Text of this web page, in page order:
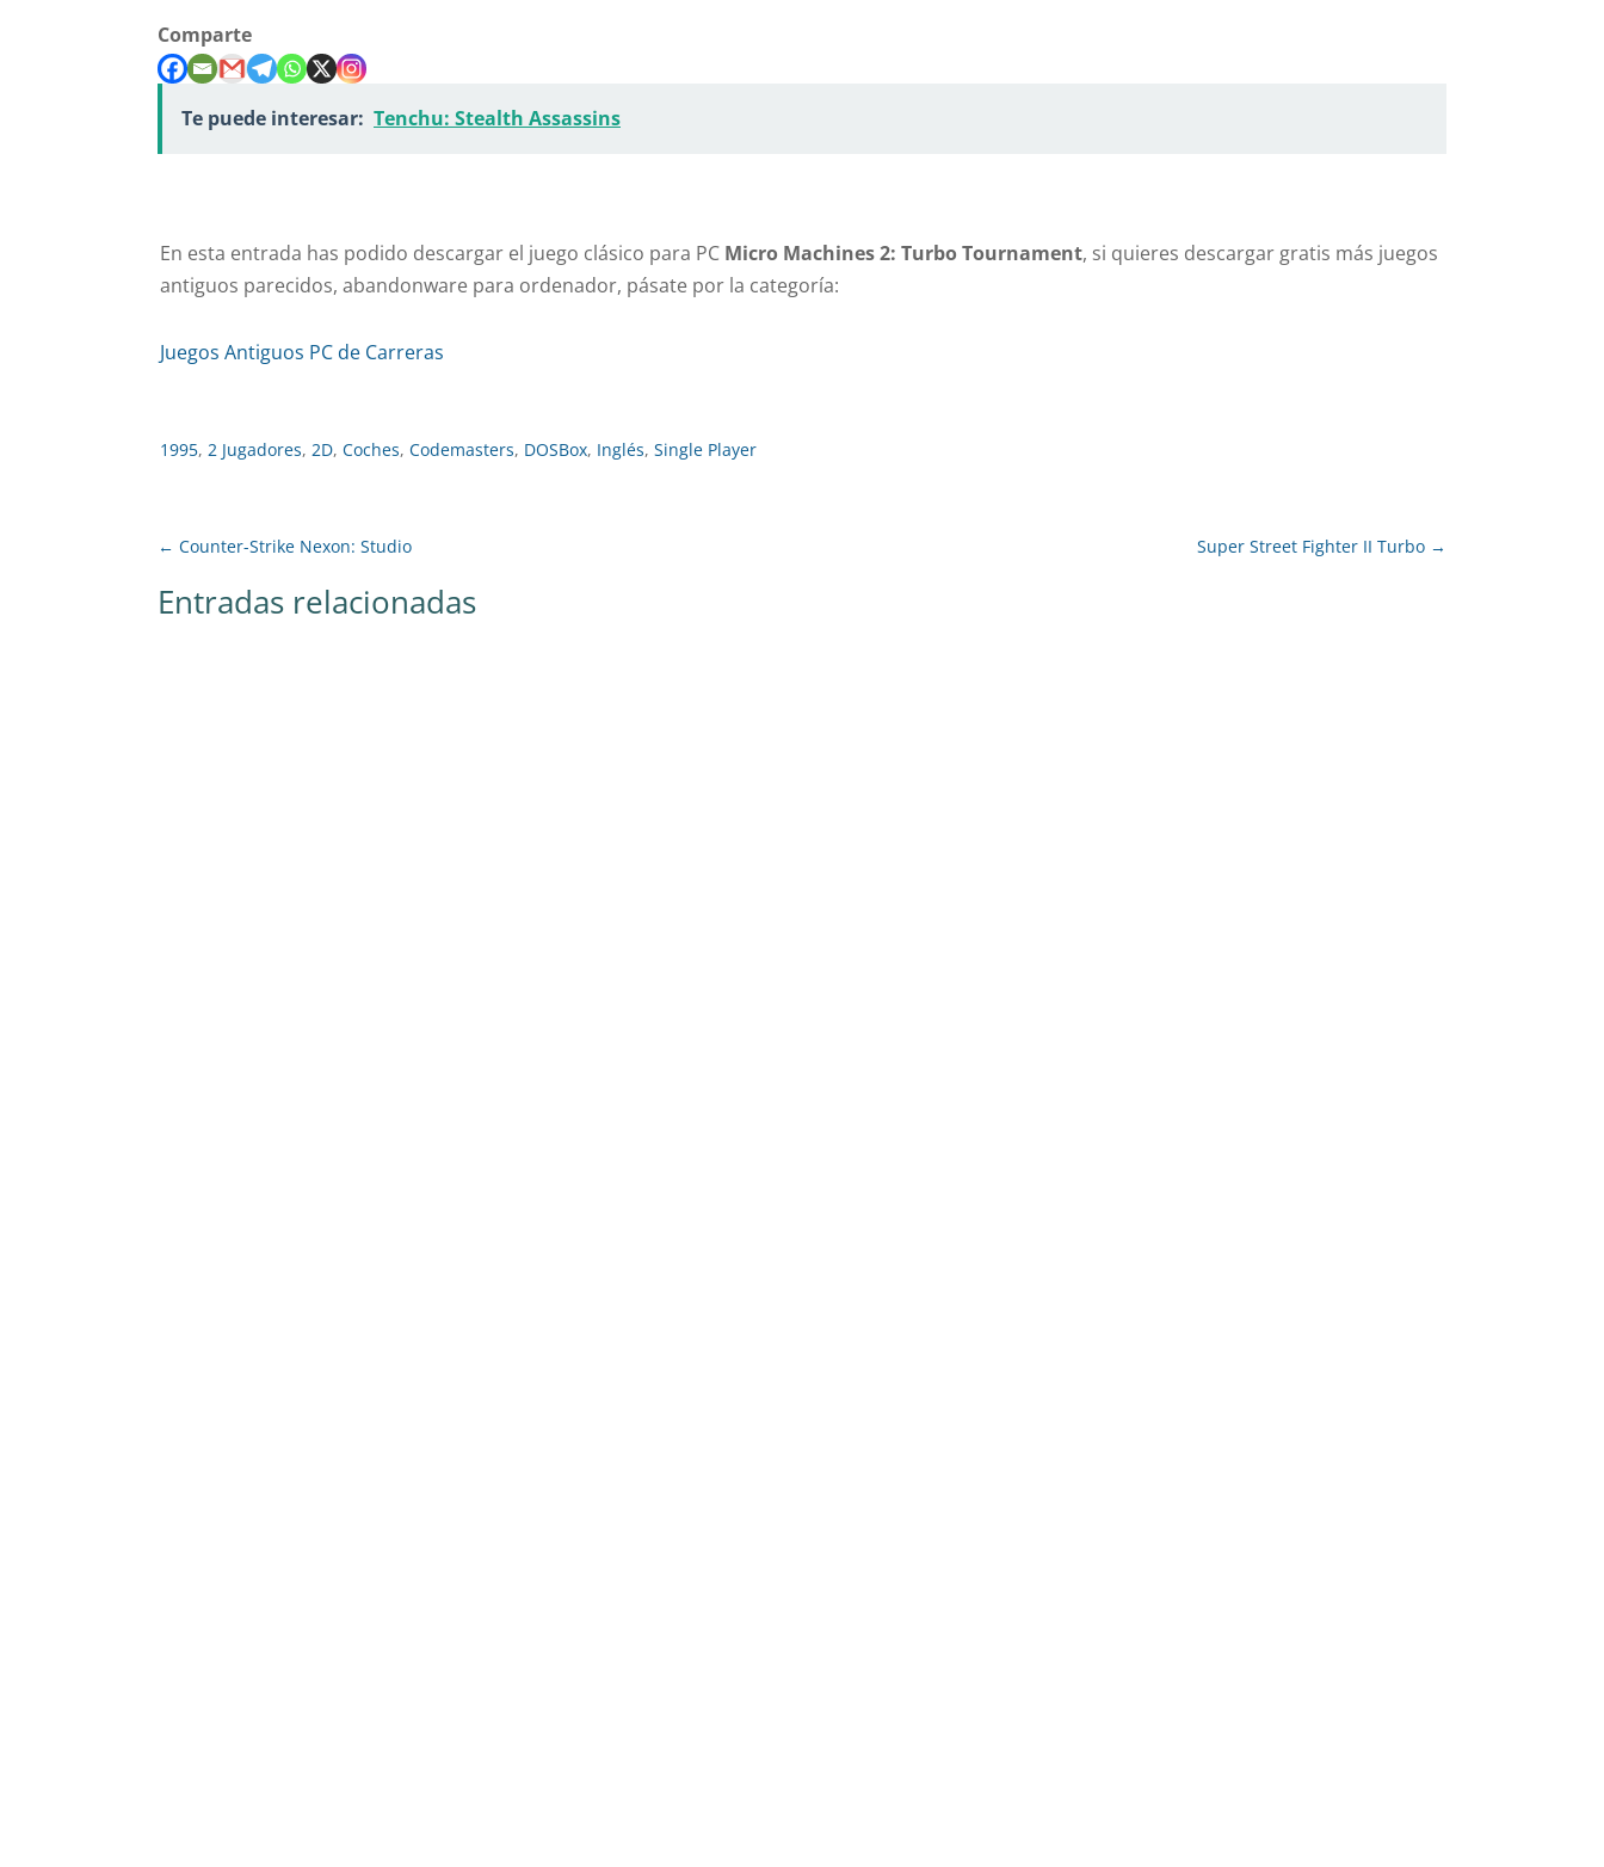
Comparte
Te puede interesar: Tenchu: Stealth Assassins
En esta entrada has podido descargar el juego clásico para PC Micro Machines 2: Turbo Tournament, si quieres descargar gratis más juegos
antiguos parecidos, abandonware para ordenador, pásate por la categoría:
Juegos Antiguos PC de Carreras
1995,2 Jugadores,2D,Coches,Codemasters, DOSBox, Inglés,Single Player
← Counter-Strike Nexon: Studio Super Street Fighter II Turbo →
Entradas relacionadas